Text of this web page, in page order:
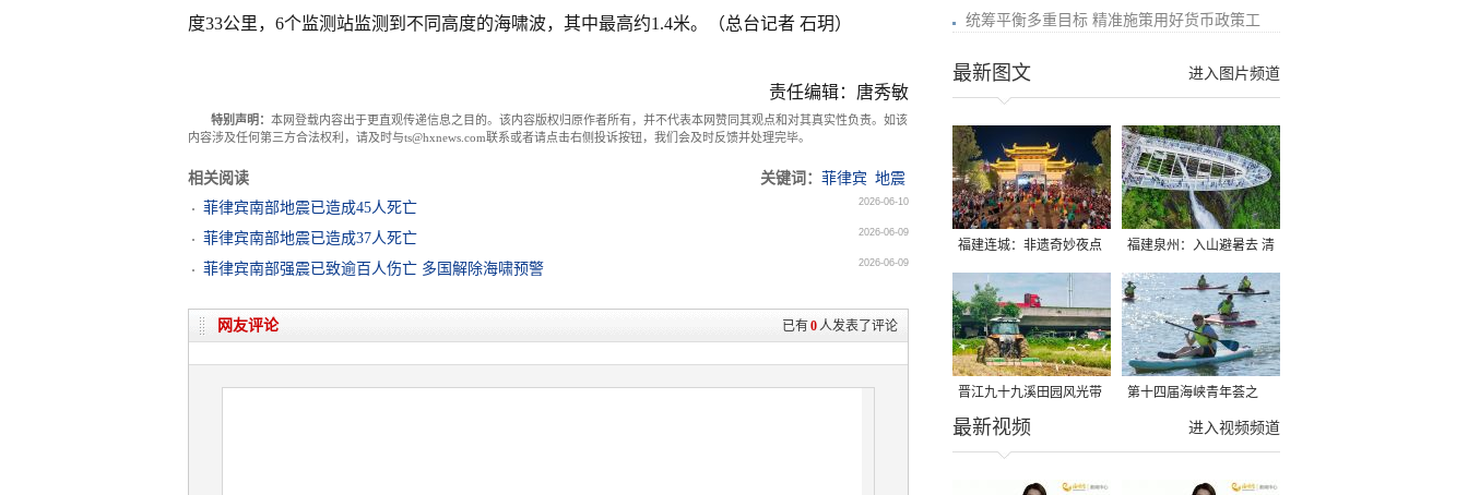
度33公里，6个监测站监测到不同高度的海啸波，其中最高约1.4米。（总台记者 石玥）
责任编辑：唐秀敏
特别声明： 本网登载内容出于更直观传递信息之目的。该内容版权归原作者所有，并不代表本网赞同其观点和对其真实性负责。如该
内容涉及任何第三方合法权利，请及时与ts@hxnews.com联系或者请点击右侧投诉按钮，我们会及时反馈并处理完毕。
相关阅读 关键词： 菲律宾 地震
菲律宾南部地震已造成45人死亡
2026-06-10
菲律宾南部地震已造成37人死亡 2026-06-09
菲律宾南部强震已致逾百人伤亡 多国解除海啸预警 2026-06-09
已有0人发表了评论
网友评论
统筹平衡多重目标 精准施策用好货币政策工
进入图片频道
最新图文
福建连城：非遗奇妙夜点
亮夏夜
福建泉州：入山避暑去 清
凉好惬意
晋江九十九溪田园风光带
千亩早稻迎来成熟收割季
第十四届海峡青年荟之
2026榕台青年大学生水上
进入视频频道
最新视频